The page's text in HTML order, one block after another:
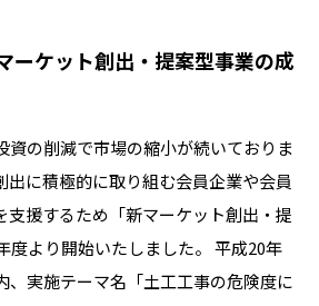
ーケット創出・提案型事業の成
資の削減で市場の縮小が続いておりま
出に積極的に取り組む会員企業や会員
支援するため「新マーケット創出・提
度より開始いたしました。 平成20年
、実施テーマ名「土工工事の危険度に